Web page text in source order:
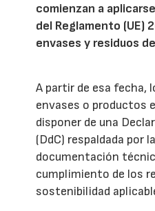
comienzan a
del Reglamento (UE)
envases y residuos
A partir de esa fecha,
envases o productos
disponer de una
(DdC) respaldada por
documentación
cumplimiento de los
sostenibilidad